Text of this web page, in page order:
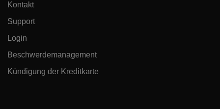
Kontakt
Support
Login
Beschwerdemanagement
Kündigung der Kreditkarte